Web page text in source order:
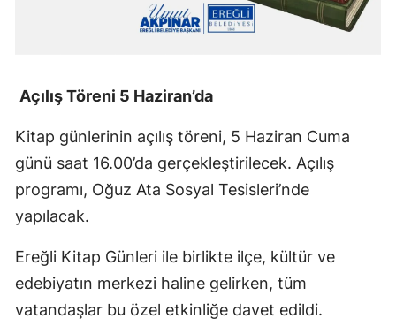
Mardin
Muğla
Niğde
Ordu
Açılış Töreni 5 Haziran’da
Kitap günlerinin açılış töreni, 5 Haziran Cuma
günü saat 16.00’da gerçekleştirilecek. Açılış
programı, Oğuz Ata Sosyal Tesisleri’nde
yapılacak.
Ereğli Kitap Günleri ile birlikte ilçe, kültür ve
edebiyatın merkezi haline gelirken, tüm
vatandaşlar bu özel etkinliğe davet edildi.